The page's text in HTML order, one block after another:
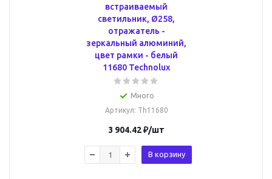
встраиваемый
светильник, Ø258,
отражатель -
зеркальный алюминий,
цвет рамки - белый
11680 Technolux
Много
Артикул: Th11680
3 904.42₽/шт
В корзину